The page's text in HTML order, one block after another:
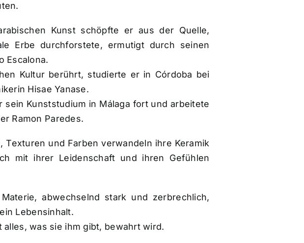
Kunst schöpfte er aus der Quelle,
Erbe durchforstete, ermutigt durch seinen
Escalona.
Kultur berührt, studierte er in Córdoba bei
Hisae Yanase.
sein Kunststudium in Málaga fort und arbeitete
Ramon Paredes.
Texturen und Farben verwandeln ihre Keramik
mit ihrer Leidenschaft und ihren Gefühlen
abwechselnd stark und zerbrechlich,
Lebensinhalt.
alles, was sie ihm gibt, bewahrt wird.